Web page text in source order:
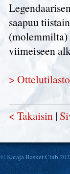
saapuu
viimeiseen
>
< Takaisin |
© Kataja Basket Club